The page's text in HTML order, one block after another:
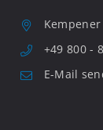
+49 800 -
E-Mail